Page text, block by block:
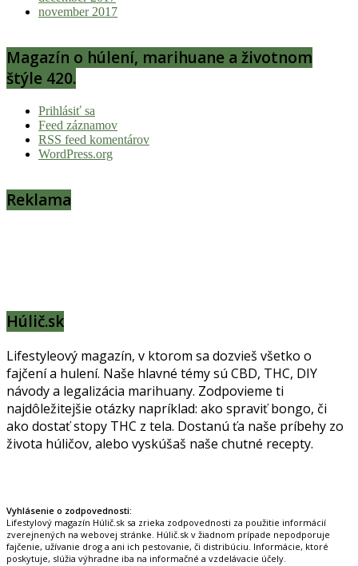
november 2017
Magazín o húlení, marihuane a životnom
štýle 420.
Prihlásiť sa
Feed záznamov
RSS feed komentárov
WordPress.org
Reklama
Húlič.sk
Lifestyleový magazín, v ktorom sa dozvieš všetko o
fajčení a hulení. Naše hlavné témy sú CBD, THC, DIY
návody a legalizácia marihuany. Zodpovieme ti
najdôležitejšie otázky napríklad: ako spraviť bongo, či
ako dostať stopy THC z tela. Dostanú ťa naše príbehy zo
života húličov, alebo vyskúšaš naše chutné recepty.
Vyhlásenie o zodpovednosti:
Lifestylový magazín Húlič.sk sa zrieka zodpovednosti za použitie informácií
zverejnených na webovej stránke. Húlič.sk v žiadnom prípade nepodporuje
fajčenie, užívanie drog a ani ich pestovanie, či distribúciu. Informácie, ktoré
poskytuje, slúžia výhradne iba na informačné a vzdelávacie účely.